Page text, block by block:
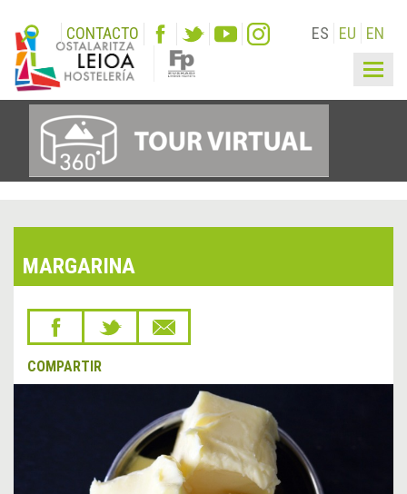
CONTACTO ES EU EN
MARGARINA
COMPARTIR